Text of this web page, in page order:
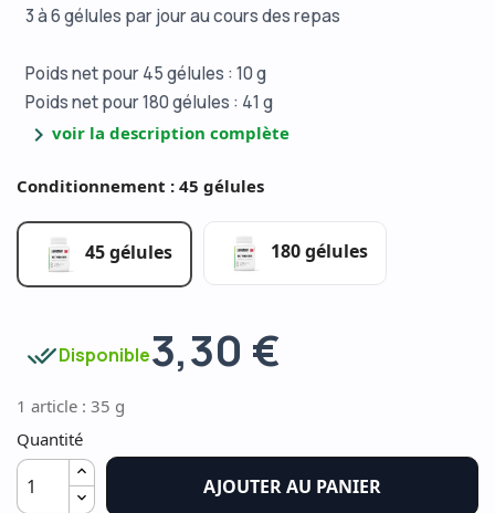
3 à 6 gélules par jour au cours des repas
Poids net pour 45 gélules : 10 g
Poids net pour 180 gélules : 41 g
chevron_right voir la description complète
Conditionnement : 45 gélules
45 gélules 180 gélules
done_allDisponible3,30 €
1 article : 35 g
Quantité
AJOUTER AU PANIER